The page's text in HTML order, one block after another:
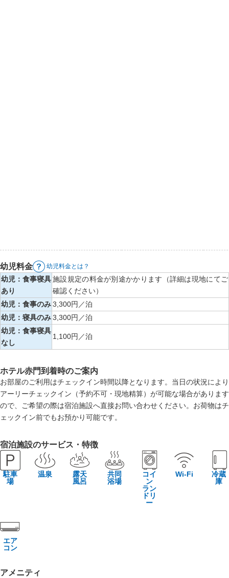
幼児料金 幼児料金とは？
幼児：食事寝具
あり
施設規定の料金が別途かかります（詳細は現地にてご
確認ください）
幼児：食事のみ3,300円／泊
幼児：寝具のみ3,300円／泊
幼児：食事寝具
なし
1,100円／泊
ホテル赤門到着時のご案内
お部屋のご利用はチェックイン時間以降となります。当日の状況により
アーリーチェックイン（予約不可・現地精算）が可能な場合があります
ので、ご希望の際は宿泊施設へ直接お問い合わせください。お荷物はチ
ェックイン前でもお預かり可能です。
宿泊施設のサービス・特徴
駐車
場
温泉
露天
風呂
共同
浴場
コイ
ン
ラン
ドリ
ー
Wi-Fi
冷蔵
庫
エア
コン
アメニティ